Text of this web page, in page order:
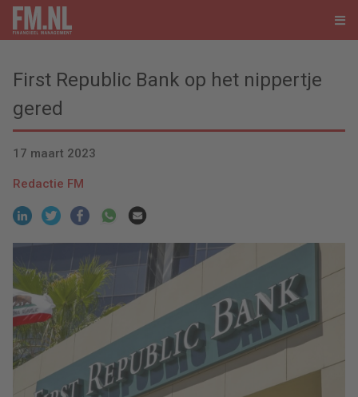
First Republic Bank op het nippertje
gered
17 maart 2023
Redactie FM